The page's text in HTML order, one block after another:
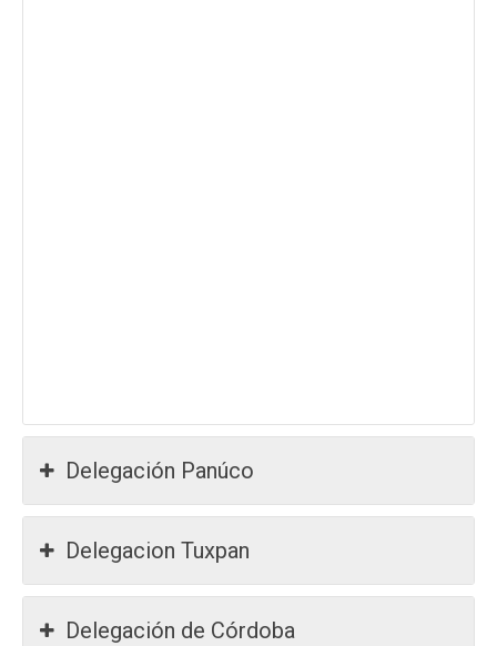
Delegación Panúco
Delegacion Tuxpan
Delegación de Córdoba